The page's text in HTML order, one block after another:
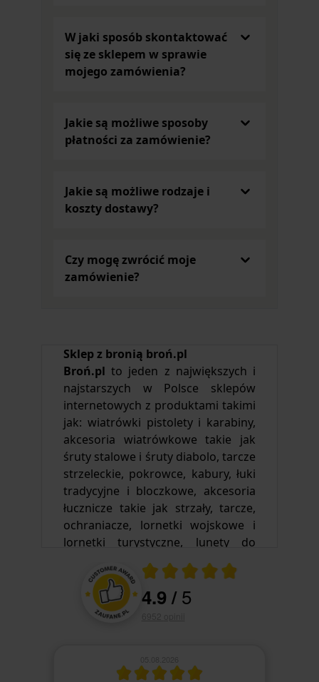
W jaki sposób skontaktować
się ze sklepem w sprawie
mojego zamówienia?
Jakie są możliwe sposoby
płatności za zamówienie?
Jakie są możliwe rodzaje i
koszty dostawy?
Czy mogę zwrócić moje
zamówienie?
Sklep z bronią broń.pl
Broń.pl to jeden z największych i
najstarszych w Polsce sklepów
internetowych z produktami takimi
jak: wiatrówki pistolety i karabiny,
akcesoria wiatrówkowe takie jak
śruty stalowe i śruty diabolo, tarcze
strzeleckie, pokrowce, kabury, łuki
tradycyjne i bloczkowe, akcesoria
łucznicze takie jak strzały, tarcze,
ochraniacze, lornetki wojskowe i
lornetki turystyczne, lunety do
wiatrówek, lunety myśliwskie,
celowniki, noktowizory, termowizja,
dalmierze, teleskopy do obserwacji
gwiazd i planet, pistolety, karabiny i
termosy, kubki termiczne,
Oceny i opinie klientów
Ocena średnia 4.9 na 5
4.9/5